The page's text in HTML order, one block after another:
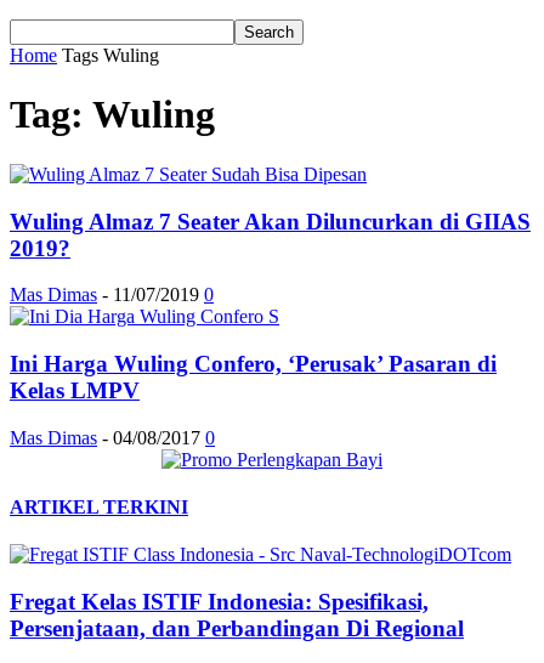
Home Tags Wuling
Tag: Wuling
Wuling Almaz 7 Seater Akan Diluncurkan di GIIAS
2019?
Mas Dimas - 11/07/2019 0
Ini Harga Wuling Confero, ‘Perusak’ Pasaran di
Kelas LMPV
Mas Dimas - 04/08/2017 0
ARTIKEL TERKINI
Fregat Kelas ISTIF Indonesia: Spesifikasi,
Persenjataan, dan Perbandingan Di Regional